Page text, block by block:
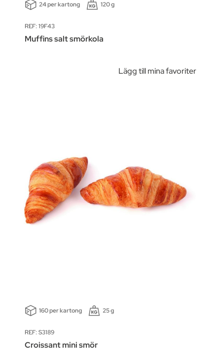
24 per kartong 120 g
REF: 19F43
Muffins salt smörkola
Lägg till mina favoriter
160 per kartong 25 g
REF: S3189
Croissant mini smör